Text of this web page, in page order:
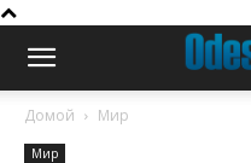
Домой Мир
Мир